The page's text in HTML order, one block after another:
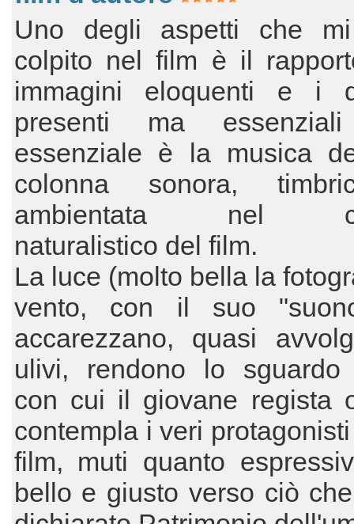
Uno degli aspetti che
colpito nel film è il
immagini eloquenti e i
presenti ma
essenziale è la musica
colonna sonora,
ambientata nel
naturalistico del film.
La luce (molto bella la
vento, con il suo
accarezzano, quasi
ulivi, rendono lo sguardo
con cui il giovane regista
contempla i veri
film, muti quanto
bello e giusto verso ciò